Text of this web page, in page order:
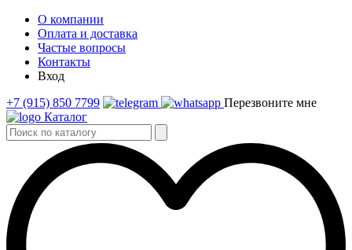
О компании
Оплата и доставка
Частые вопросы
Контакты
Вход
+7 (915) 850 7799
Перезвоните мне
Каталог